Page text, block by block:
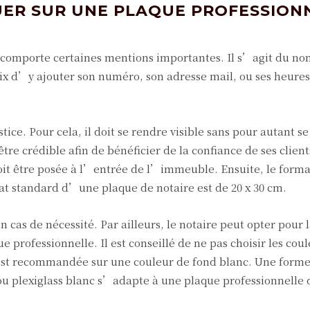
SUR UNE PLAQUE
certaines mentions importantes. Il s’agit du
d’y ajouter son numéro, son adresse mail, ou ses heures
Pour cela, il doit se rendre visible sans pour autant
crédible afin de bénéficier de la confiance de ses
être posée à l’entrée de l’immeuble. Ensuite, le
d’une plaque de notaire est de 20 x 30 cm.
cas de nécessité. Par ailleurs, le notaire peut opter pour
professionnelle. Il est conseillé de ne pas choisir les
recommandée sur une couleur de fond blanc. Une forme
plexiglass blanc s’adapte à une plaque professionnelle